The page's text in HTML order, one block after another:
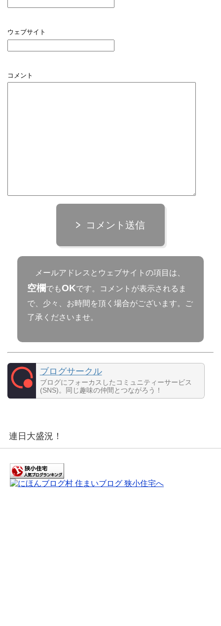
ウェブサイト
コメント
コメント送信
メールアドレスとウェブサイトの項目は、
空欄でもOKです。コメントが表示されるま
で、少々、お時間を頂く場合がございます。ご
了承くださいませ。
ブログサークル
ブログにフォーカスしたコミュニティーサービス
(SNS)。同じ趣味の仲間とつながろう！
連日大盛況！